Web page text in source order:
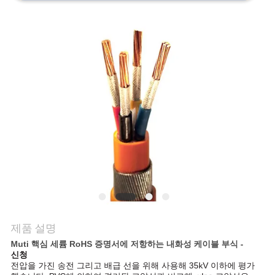
질
관
제품 설명
Muti 핵심 세륨 RoHS 증명서에 저항하는 내화성 케이블 부식 -
신청
전압을 가진 송전 그리고 배급 선을 위해 사용해 35kV 이하에 평가